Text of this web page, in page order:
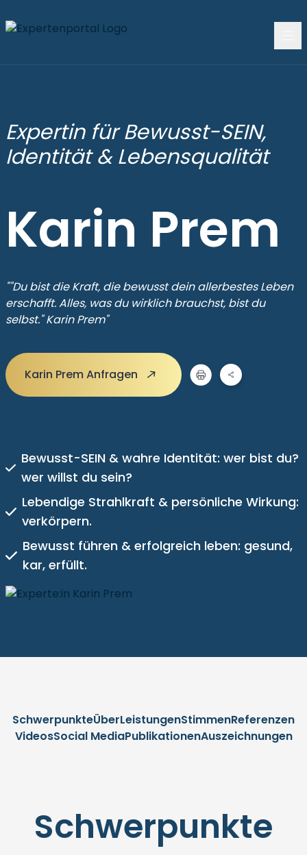
Expertin für Bewusst-SEIN,
Identität & Lebensqualität
Karin Prem
""Du bist die Kraft, die bewusst dein allerbestes Leben
erschafft. Alles, was du wirklich brauchst, bist du
selbst." Karin Prem"
Karin Prem Anfragen
Bewusst-SEIN & wahre Identität: wer bist du?
wer willst du sein?
Lebendige Strahlkraft & persönliche Wirkung:
verkörpern.
Bewusst führen & erfolgreich leben: gesund,
kar, erfüllt.
SchwerpunkteÜberLeistungenStimmenReferenzen
VideosSocial MediaPublikationenAuszeichnungen
Schwerpunkte